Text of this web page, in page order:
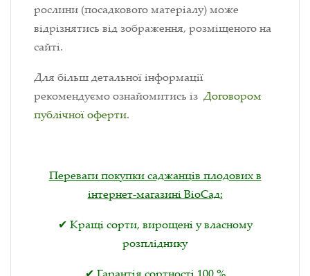
рослини (посадкового матеріалу) може
відрізнятись від зображення, розміщеного на
сайті.
Для більш детальної інформації
рекомендуємо ознайомитись із Договором
публічної оферти.
Переваги покупки саджанців плодових в
інтернет-магазині ВіоСад:
✔ Кращі сорти, вирощені у власному
розпліднику